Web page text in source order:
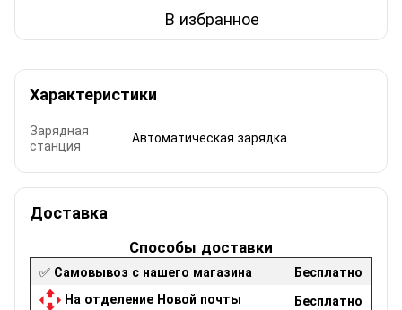
В избранное
Характеристики
Зарядная
станция
Автоматическая зарядка
Доставка
Способы доставки
✅ Самовывоз с нашего магазина
Бесплатно
На отделение Новой почты
Бесплатно